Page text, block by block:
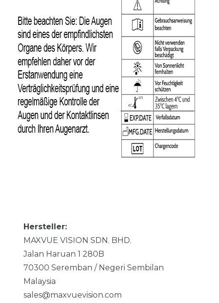
Hersteller:
MAXVUE VISION SDN. BHD.
Jalan Haruan 1 280B
70300 Seremban / Negeri Sembilan
Malaysia
sales@maxvuevision.com